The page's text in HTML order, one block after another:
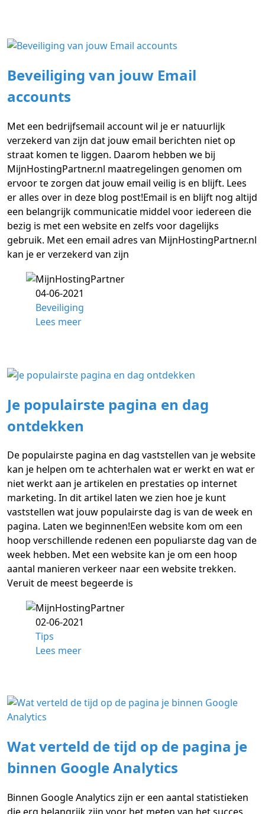
Beveiliging van jouw Email
accounts
Met een bedrijfsemail account wil je er natuurlijk
verzekerd van zijn dat jouw email berichten niet op
straat komen te liggen. Daarom hebben we bij
MijnHostingPartner.nl maatregelingen genomen om
ervoor te zorgen dat jouw email veilig is en blijft. Lees
er alles over in deze blog post!Email is en blijft nog altijd
een belangrijk communicatie middel voor iedereen die
bezig is met een website en zelfs voor dagelijks
gebruik. Met een email adres van MijnHostingPartner.nl
kan je er verzekerd van zijn
04-06-2021
Beveiliging
Lees meer
Je populairste pagina en dag
ontdekken
De populairste pagina en dag vaststellen van je website
kan je helpen om te achterhalen wat er werkt en wat er
niet werkt aan je artikelen en prestaties op internet
marketing. In dit artikel laten we zien hoe je kunt
vaststellen wat jouw populairste dag is van de week en
pagina. Laten we beginnen!Een website kom om een
hoop verschillende redenen een populiarste dag van de
week hebben. Met een website kan je om een hoop
aantal manieren verkeer naar een website trekken.
Veruit de meest begeerde is
02-06-2021
Tips
Lees meer
Wat verteld de tijd op de pagina je
binnen Google Analytics
Binnen Google Analytics zijn er een aantal statistieken